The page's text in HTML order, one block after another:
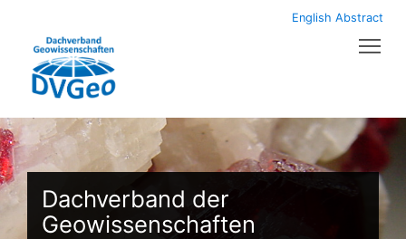
English Abstract
Dachverband der
Geowissenschaften